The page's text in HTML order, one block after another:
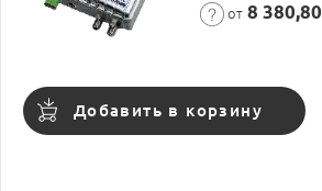
от 8 380,80
Добавить в корзину